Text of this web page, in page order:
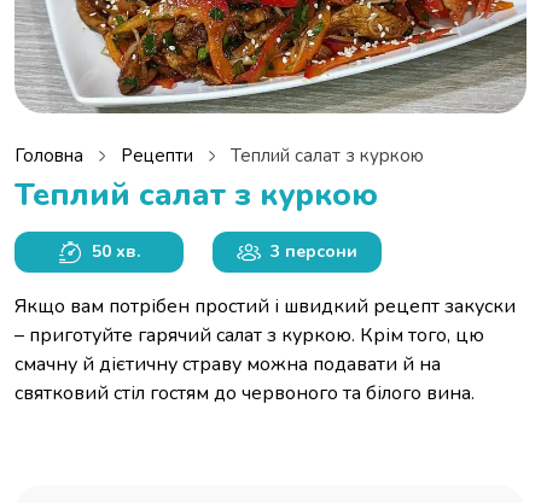
Головна Рецепти Теплий салат з куркою
Теплий салат з куркою
50 хв. 3 персони
Якщо вам потрібен простий і швидкий рецепт закуски
– приготуйте гарячий салат з куркою. Крім того, цю
смачну й дієтичну страву можна подавати й на
святковий стіл гостям до червоного та білого вина.